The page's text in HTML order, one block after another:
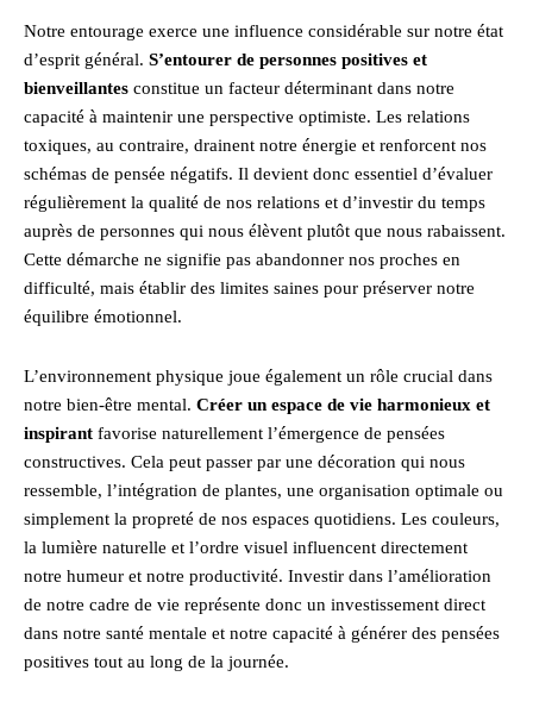
Notre entourage exerce une influence considérable sur notre état
d’esprit général. S’entourer de personnes positives et
bienveillantes constitue un facteur déterminant dans notre
capacité à maintenir une perspective optimiste. Les relations
toxiques, au contraire, drainent notre énergie et renforcent nos
schémas de pensée négatifs. Il devient donc essentiel d’évaluer
régulièrement la qualité de nos relations et d’investir du temps
auprès de personnes qui nous élèvent plutôt que nous rabaissent.
Cette démarche ne signifie pas abandonner nos proches en
difficulté, mais établir des limites saines pour préserver notre
équilibre émotionnel.
L’environnement physique joue également un rôle crucial dans
notre bien-être mental. Créer un espace de vie harmonieux et
inspirant favorise naturellement l’émergence de pensées
constructives. Cela peut passer par une décoration qui nous
ressemble, l’intégration de plantes, une organisation optimale ou
simplement la propreté de nos espaces quotidiens. Les couleurs,
la lumière naturelle et l’ordre visuel influencent directement
notre humeur et notre productivité. Investir dans l’amélioration
de notre cadre de vie représente donc un investissement direct
dans notre santé mentale et notre capacité à générer des pensées
positives tout au long de la journée.